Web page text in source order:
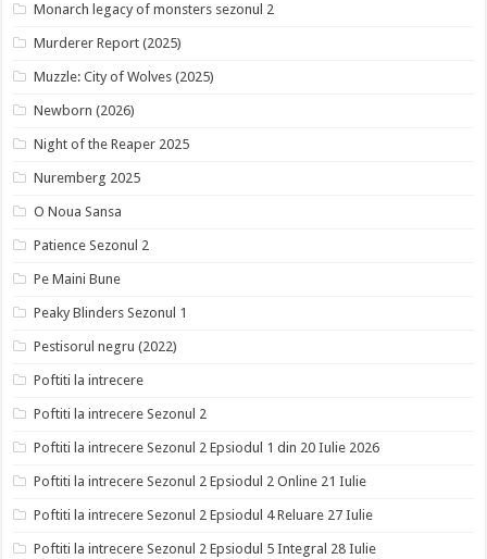
Monarch legacy of monsters sezonul 2
Murderer Report (2025)
Muzzle: City of Wolves (2025)
Newborn (2026)
Night of the Reaper 2025
Nuremberg 2025
O Noua Sansa
Patience Sezonul 2
Pe Maini Bune
Peaky Blinders Sezonul 1
Pestisorul negru (2022)
Poftiti la intrecere
Poftiti la intrecere Sezonul 2
Poftiti la intrecere Sezonul 2 Epsiodul 1 din 20 Iulie 2026
Poftiti la intrecere Sezonul 2 Epsiodul 2 Online 21 Iulie
Poftiti la intrecere Sezonul 2 Epsiodul 4 Reluare 27 Iulie
Poftiti la intrecere Sezonul 2 Epsiodul 5 Integral 28 Iulie